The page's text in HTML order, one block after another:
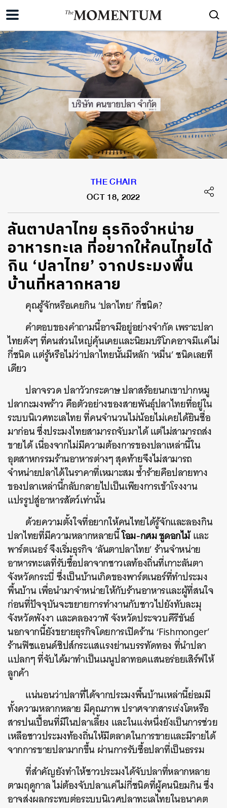
THE CHAIR
OCT 18, 2022
ลันตาปลาไทย ธุรกิจจำหน่าย
อาหารทะเล ที่อยากให้คนไทยได้
กิน ‘ปลาไทย’ จากประมงพื้น
บ้านที่หลากหลาย
คุณรู้จักหรือเคยกิน ‘ปลาไทย’ กี่ชนิด?
คำตอบของคำถามนี้อาจมีอยู่อย่างจำกัด เพราะปลา
ไทยดังๆ ที่คนส่วนใหญ่คุ้นเคยและนิยมบริโภคอาจมีแค่ไม่
กี่ชนิด แต่รู้หรือไม่ว่าปลาไทยนั้นมีหลัก ‘หมื่น’ ชนิดเลยที
เดียว
ปลาจรวด ปลาวัวกระดาษ ปลาสร้อยนกเขาปากหมู
ปลากะมงพร้าว คือตัวอย่างของสายพันธุ์ปลาไทยที่อยู่ใน
ระบบนิเวศทะเลไทย ที่คนจำนวนไม่น้อยไม่เคยได้ยินชื่อ
มาก่อน ซึ่งประมงไทยสามารถจับมาได้ แต่ไม่สามารถส่ง
ขายได้ เนื่องจากไม่มีความต้องการของปลาเหล่านี้ใน
อุตสาหกรรมร้านอาหารต่างๆ สุดท้ายจึงไม่สามารถ
จำหน่ายปลาได้ในราคาที่เหมาะสม ซ้ำร้ายคือปลายทาง
ของปลาเหล่านี้กลับกลายไปเป็นเพียงการเข้าโรงงาน
แปรรูปสู่อาหารสัตว์เท่านั้น
ด้วยความตั้งใจที่อยากให้คนไทยได้รู้จักและลองกิน
ปลาไทยที่มีความหลากหลายนี้โอม-กศม ชูดอกไม้และ
พาร์ตเนอร์ จึงเริ่มธุรกิจ ‘ลันตาปลาไทย’ ร้านจำหน่าย
อาหารทะเลที่รับซื้อปลาจากชาวเลท้องถิ่นที่เกาะลันตา
จังหวัดกระบี่ ซึ่งเป็นบ้านเกิดของพาร์ตเนอร์ที่ทำประมง
พื้นบ้าน เพื่อนำมาจำหน่ายให้กับร้านอาหารและผู้ที่สนใจ
ก่อนที่ปัจจุบันจะขยายการทำงานกับชาวไปยังทับละมุ
จังหวัดพังงา และคลองวาฬ จังหวัดประจวบคีรีขันธ์
นอกจากนี้ยังขยายธุรกิจโดยการเปิดร้าน ‘Fishmonger’
ร้านฟิชแอนด์ชิปส์กระแสแรงย่านบรรทัดทอง ที่นำปลา
แปลกๆ ที่จับได้มาทำเป็นเมนูปลาทอดแสนอร่อยเสิร์ฟให้
ลูกค้า
แน่นอนว่าปลาที่ได้จากประมงพื้นบ้านเหล่านี้ย่อมมี
ทั้งความหลากหลาย มีคุณภาพ ปราศจากสารเร่งโตหรือ
สารปนเปื้อนที่มีในปลาเลี้ยง และในแง่หนึ่งยังเป็นการช่วย
เหลือชาวประมงท้องถิ่นให้มีตลาดในการขายและมีรายได้
จากการขายปลามากขึ้น ผ่านการรับซื้อปลาที่เป็นธรรม
ที่สำคัญยังทำให้ชาวประมงได้จับปลาที่หลากหลาย
ตามฤดูกาล ไม่ต้องจับปลาแค่ไม่กี่ชนิดที่ผู้คนนิยมกิน ซึ่ง
อาจส่งผลกระทบต่อระบบนิเวศปลาทะเลไทยในอนาคต